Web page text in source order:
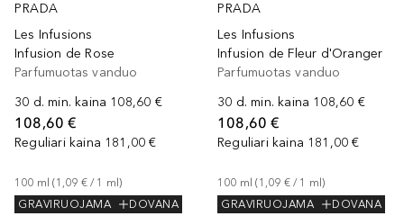
PRADA
Les Infusions
Infusion de Rose
Parfumuotas vanduo
30 d. min. kaina 108,60 €
108,60 €
Reguliari kaina 181,00 €
100 ml (1,09 € / 1 ml)
GRAVIRUOJAMA
DOVANA
PRADA
Les Infusions
Infusion de Fleur d'Oranger
Parfumuotas vanduo
30 d. min. kaina 108,60 €
108,60 €
Reguliari kaina 181,00 €
100 ml (1,09 € / 1 ml)
GRAVIRUOJAMA
DOVANA